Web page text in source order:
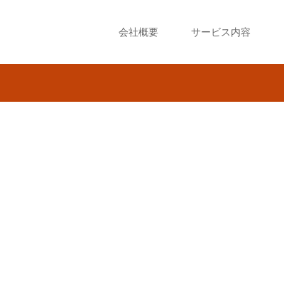
会社概要 サービス内容